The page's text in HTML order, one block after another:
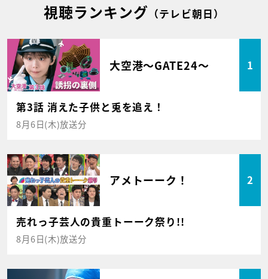
視聴ランキング （テレビ朝日）
大空港～GATE24～ 1
第3話 消えた子供と兎を追え！
8月6日(木)放送分
アメトーーク！ 2
売れっ子芸人の貴重トーーク祭り!!
8月6日(木)放送分